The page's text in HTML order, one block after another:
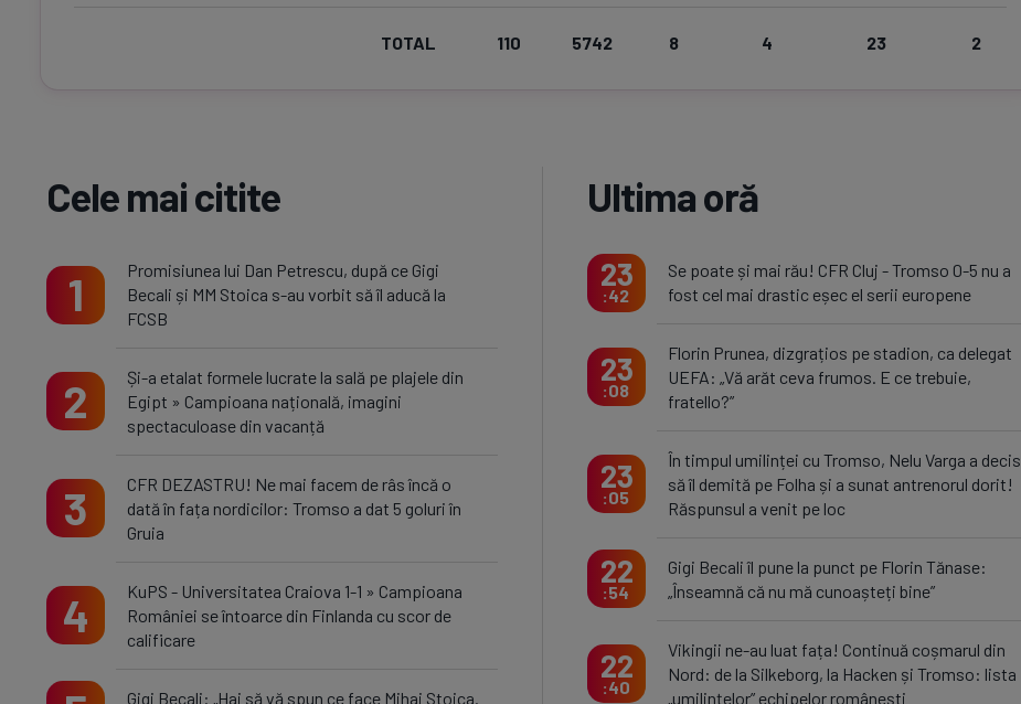
TOTAL 110 5742 8 4 23 2
Cele mai citite
1
Promisiunea lui Dan Petrescu, după ce Gigi
Becali și MM Stoica s-au vorbit să îl aducă la
FCSB
2
Și-a etalat formele lucrate la sală pe plajele din
Egipt » Campioana națională, imagini
spectaculoase din vacanță
3
CFR DEZASTRU! Ne mai facem de râs încă o
dată în fața nordicilor: Tromso a dat 5 goluri în
Gruia
4
KuPS - Universitatea Craiova 1-1 » Campioana
României se întoarce din Finlanda cu scor de
calificare
Gigi Becali: „Hai să vă spun ce face Mihai Stoica.
Ultima oră
23
42
Se poate și mai rău! CFR Cluj - Tromso 0-5 nu a
fost cel mai drastic eșec el serii europene
23
08
Florin Prunea, dizgrațios pe stadion, ca delegat
UEFA: „Vă arăt ceva frumos. E ce trebuie,
fratello?”
23
05
În timpul umilinței cu Tromso, Nelu Varga a decis
să îl demită pe Folha și a sunat antrenorul dorit!
Răspunsul a venit pe loc
22
54
Gigi Becali îl pune la punct pe Florin Tănase:
„Înseamnă că nu mă cunoașteți bine”
22
40
Vikingii ne-au luat fața! Continuă coșmarul din
Nord: de la Silkeborg, la Hacken și Tromso: lista
„umilințelor” echipelor românești